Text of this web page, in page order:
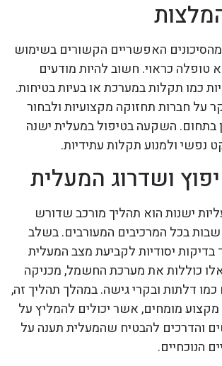
האפשריים הקשורים בשימוש
כראוי. חשוב להיות מודעים
כמו תקלות במערכת או בעיות בטיחות.
על חברות תחזוקה מקצועיות ולבחור
בתחום. השקעה בטיפול במעלית ישנה
נפשי ולמנוע תקלות עתידיות.
ושדרוג המעלית
ישנות הוא תהליך מורכב שדורש
בכל המרכיבים המעורבים. בשלב
יסודיות לקביעת מצב המעלית
כוללות את מערכת החשמל, מכניקה
דלתות ובקרי גישה. במהלך תהליך זה,
מומחים, אשר יכולים להמליץ על
והדרכים להבטיח שהמעלית תענה על
הנוכחיים.